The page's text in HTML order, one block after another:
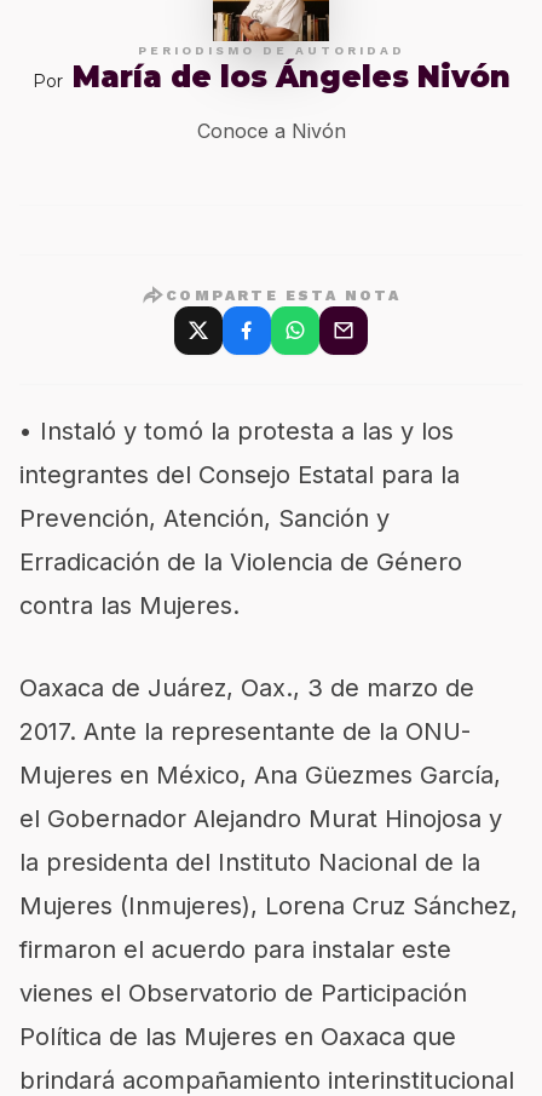
PERIODISMO DE AUTORIDAD
Por María de los Ángeles Nivón
Conoce a Nivón
COMPARTE ESTA NOTA
• Instaló y tomó la protesta a las y los
integrantes del Consejo Estatal para la
Prevención, Atención, Sanción y
Erradicación de la Violencia de Género
contra las Mujeres.
Oaxaca de Juárez, Oax., 3 de marzo de
2017. Ante la representante de la ONU-
Mujeres en México, Ana Güezmes García,
el Gobernador Alejandro Murat Hinojosa y
la presidenta del Instituto Nacional de la
Mujeres (Inmujeres), Lorena Cruz Sánchez,
firmaron el acuerdo para instalar este
vienes el Observatorio de Participación
Política de las Mujeres en Oaxaca que
brindará acompañamiento interinstitucional